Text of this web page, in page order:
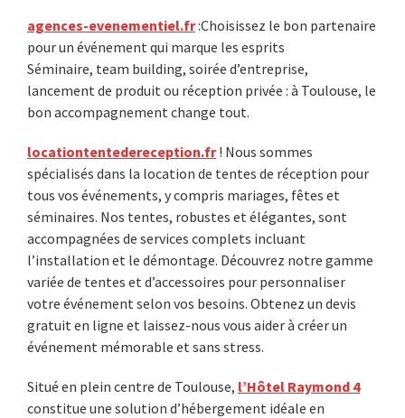
Primary
Sidebar
agences-evenementiel.fr:Choisissez le bon partenaire
pour un événement qui marque les esprits
Séminaire, team building, soirée d’entreprise,
lancement de produit ou réception privée : à Toulouse, le
bon accompagnement change tout.
locationtentedereception.fr! Nous sommes
spécialisés dans la location de tentes de réception pour
tous vos événements, y compris mariages, fêtes et
séminaires. Nos tentes, robustes et élégantes, sont
accompagnées de services complets incluant
l’installation et le démontage. Découvrez notre gamme
variée de tentes et d’accessoires pour personnaliser
votre événement selon vos besoins. Obtenez un devis
gratuit en ligne et laissez-nous vous aider à créer un
événement mémorable et sans stress.
Situé en plein centre de Toulouse, l’Hôtel Raymond 4
constitue une solution d’hébergement idéale en